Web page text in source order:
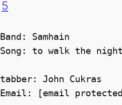
5
Band: Samhain
Song: to walk the
tabber: John Cukras
Email: [email